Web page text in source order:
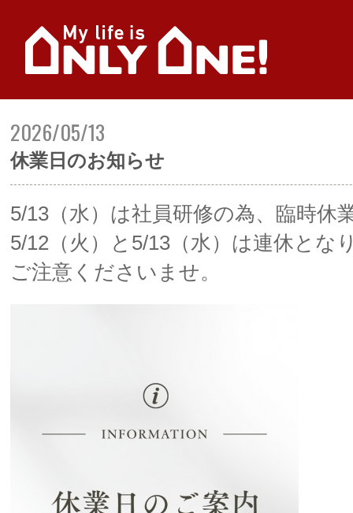
2026/05/13
休業日のお知らせ
5/13（水）は社員研修の為、臨時休
5/12（火）と5/13（水）は連休とな
ご注意くださいませ。